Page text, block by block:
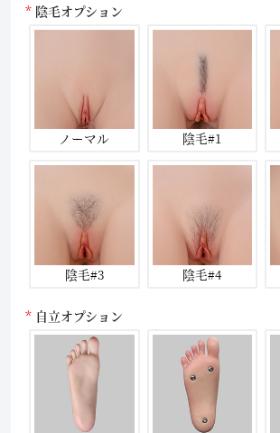
陰毛オプション
ノーマル 陰毛#1
陰毛#3 陰毛#4
自立オプション